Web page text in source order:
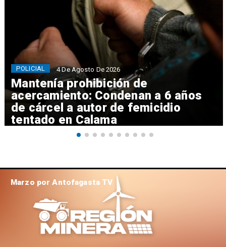
Mantenía prohibición de
acercamiento: Condenan a 6 años
de cárcel a autor de femicidio
tentado en Calama
POLICIAL 4 De Agosto De 2026
Marzo por Antofagasta TV